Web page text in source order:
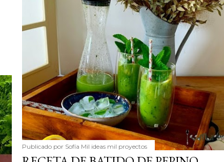
Publicado por Sofía Mil ideas mil proyectos